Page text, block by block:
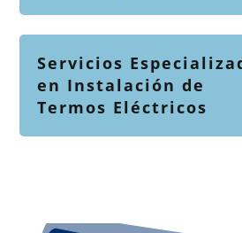
Servicios
en Instalación de
Termos Eléctricos